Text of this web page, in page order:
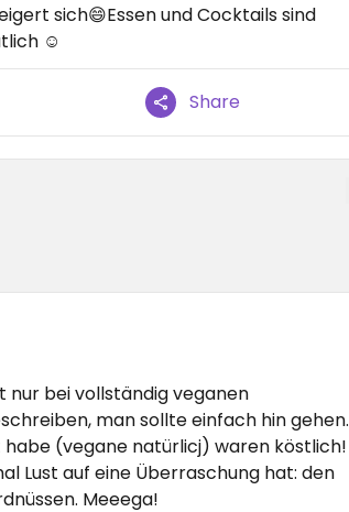
sich😄Essen und Cocktails sind
☺️
Share
nur bei vollständig veganen
man sollte einfach hin gehen.
(vegane natürlicj) waren köstlich!
Lust auf eine Überraschung hat: den
Meeega!